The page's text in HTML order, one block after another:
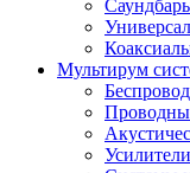
Мультирум